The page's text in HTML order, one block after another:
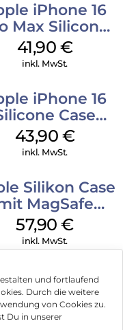
und fortlaufend
Durch die weitere
von Cookies zu.
Du in unserer
iPhone 16
Max Silicone
Case MagSafe
Ultramarine
41,90 €
inkl. MwSt.
iPhone 16
Case
Plum
43,90 €
inkl. MwSt.
Silikon Case
MagSafe
iPhone 14 Pro
57,90€
inkl. MwSt.